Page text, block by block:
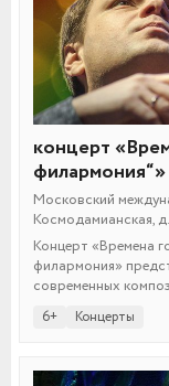
концерт
филармония“»
Московский
Космодамианская,
Концерт «Времена
филармония»
современных
интерпретации
произведения
6+ Концерты